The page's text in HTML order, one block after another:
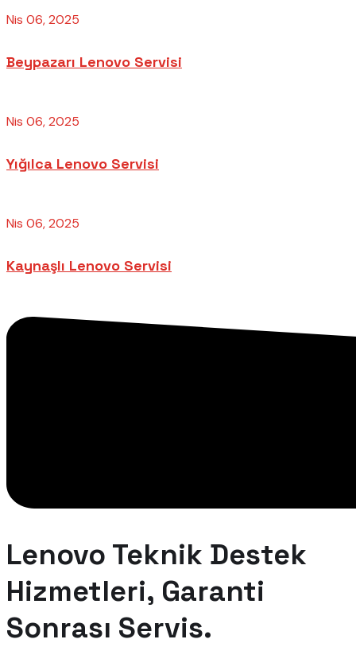
Nis 06, 2025
Beypazarı Lenovo Servisi
Nis 06, 2025
Yığılca Lenovo Servisi
Nis 06, 2025
Kaynaşlı Lenovo Servisi
Lenovo Teknik Destek
Hizmetleri, Garanti
Sonrası Servis.